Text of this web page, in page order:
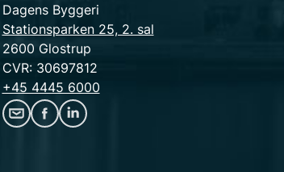
Dagens Byggeri
Stationsparken 25, 2. sal
2600 Glostrup
CVR: 30697812
+45 4445 6000